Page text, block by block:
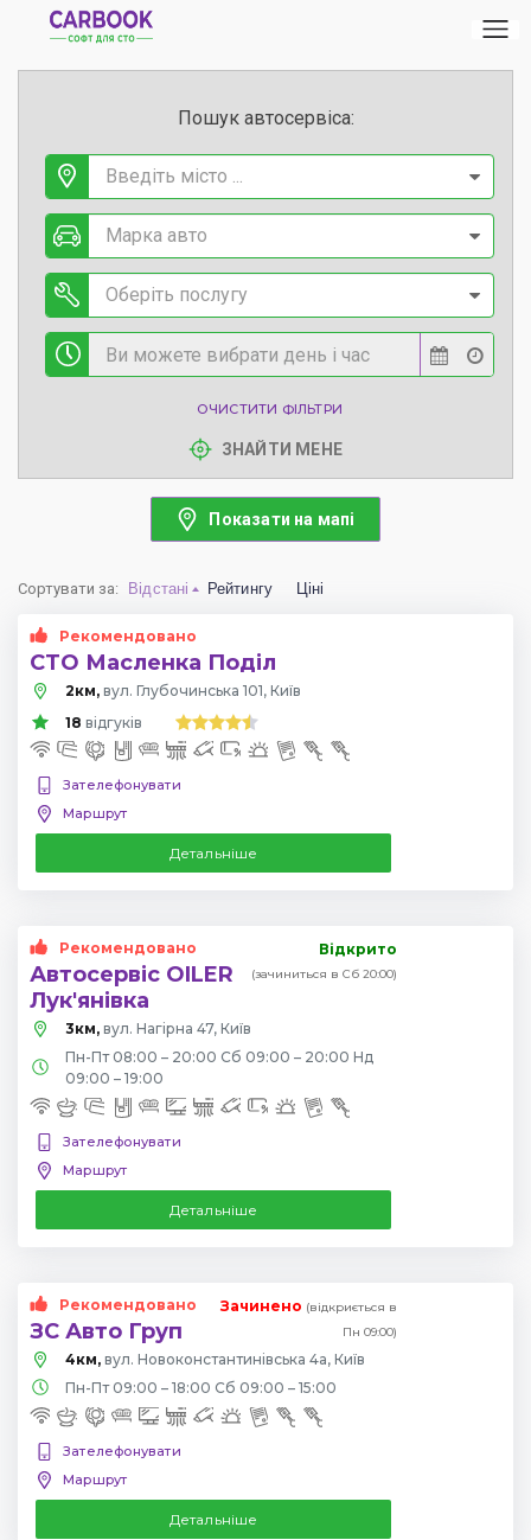
Пошук автосервіса:
Введіть місто ...
Марка авто
Оберіть послугу
ОЧИСТИТИ ФІЛЬТРИ
ЗНАЙТИ МЕНЕ
Показати на мапі
Сортувати за: Відстані Рейтингу Ціні
Рекомендовано
СТО Масленка Поділ
2км, вул. Глубочинська 101, Київ
18 відгуків
Зателефонувати
Маршрут
Детальніше
Рекомендовано
Автосервіс OILER
Лук'янівка
Відкрито
(зачиниться в Сб 20:00)
3км, вул. Нагірна 47, Київ
Пн-Пт 08:00 – 20:00 Сб 09:00 – 20:00 Нд
09:00 – 19:00
Зателефонувати
Маршрут
Детальніше
Рекомендовано
ЗС Авто Груп
Зачинено (відкриється в
Пн 09:00)
4км, вул. Новоконстантинівська 4а, Київ
Пн-Пт 09:00 – 18:00 Сб 09:00 – 15:00
Зателефонувати
Маршрут
Детальніше